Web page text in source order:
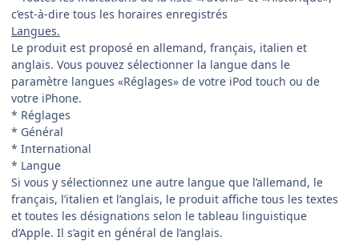
c’est-à-dire tous les horaires enregistrés
Langues.
Le produit est proposé en allemand, français, italien et
anglais. Vous pouvez sélectionner la langue dans le
paramètre langues «Réglages» de votre iPod touch ou de
votre iPhone.
* Réglages
* Général
* International
* Langue
Si vous y sélectionnez une autre langue que l’allemand, le
français, l’italien et l’anglais, le produit affiche tous les textes
et toutes les désignations selon le tableau linguistique
d’Apple. Il s’agit en général de l’anglais.